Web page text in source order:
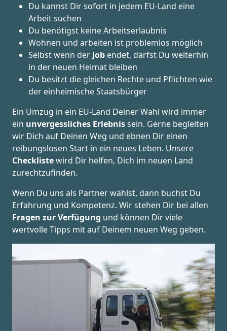
Du kannst Dir sofort in jedem EU-Land eine
Arbeit suchen
Du benötigst keine Arbeitserlaubnis
Wohnen und arbeiten ist problemlos möglich
Selbst wenn der Job endet, darfst Du weiterhin
in der neuen Heimat bleiben
Du besitzt die gleichen Rechte und Pflichten wie
der einheimische Staatsbürger
Ein Umzug in ein EU-Land Deiner Wahl wird immer
ein unvergessliches Erlebnissein. Gerne begleiten
wir Dich auf Deinen Weg und ebnen Dir einen
reibungslosen Start in ein neues Leben. Unsere
Checklistewird Dir helfen, Dich im neuen Land
zurechtzufinden.
Wenn Du uns als Partner wählst, dann buchst Du
Erfahrung und Kompetenz. Wir stehen Dir bei allen
Fragen zur Verfügung und können Dir viele
wertvolle Tipps mit auf Deinem neuen Weg geben.